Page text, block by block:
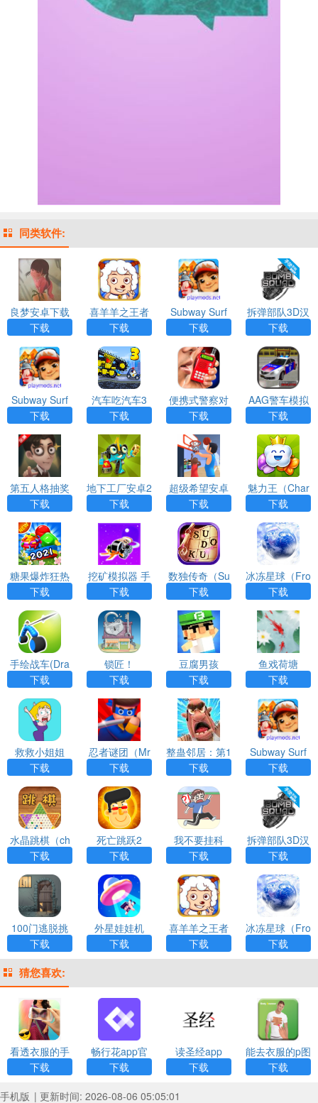
同类软件:
良梦安卓下载
（良い梦）
下载
喜羊羊之王者
特攻队
下载
Subway Surf
地铁跑酷皮瓜
星空开罗版本a
pp
下载
拆弹部队3D汉
化版游戏APP
下载
下载
Subway Surf
地铁跑酷射击
恐怖版app下
载
下载
汽车吃汽车3
（CarEatsCar
3）
下载
便携式警察对
讲机（Portabl
e police walkie
-talkie）
下载
AAG警车模拟
器
下载
第五人格抽奖
模拟器无限抽a
pp下载
下载
地下工厂安卓2
022完整版最
新版
下载
超级希望安卓
版2022官方版
下载
魅力王（Char
m King）
下载
糖果爆炸狂热
比赛官方版
下载
挖矿模拟器 手
机版（Space
Miner）游戏A
PP下载
下载
数独传奇（Su
doku Epic）游
戏APP下载
下载
冰冻星球（Fro
zen Earth）游
戏APP下载
下载
手绘战车(Dra
w Joust)
下载
锁匠！
下载
豆腐男孩
下载
鱼戏荷塘
下载
救救小姐姐
下载
忍者谜团（Mr
Ninja）
下载
整蛊邻居：第1
季安装器游戏
APP下载
下载
Subway Surf
地铁跑酷156
个角色app
下载
水晶跳棋（ch
eckers）游戏
APP下载
下载
死亡跳跃2
下载
我不要挂科
下载
拆弹部队3D汉
化版游戏APP
下载
下载
100门逃脱挑
战2
下载
外星娃娃机
（UFOCatche
r）
下载
喜羊羊之王者
特攻队
下载
冰冻星球（Fro
zen Earth）游
戏APP下载
下载
猜您喜欢:
看透衣服的手
机相机app下
载
下载
畅行花app官
方最新版
下载
读圣经app
下载
能去衣服的p图
app下载
下载
手机版 | 更新时间: 2026-08-06 05:05:01